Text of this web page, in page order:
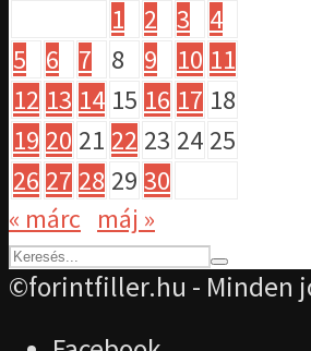
1
2 3
4
5
6 7 8 9 10 11
12 13 14 15 16 17 18
19 20 21 22 23 24 25
26 27 28 29 30
« márc máj »
©forintfiller.hu - Minden